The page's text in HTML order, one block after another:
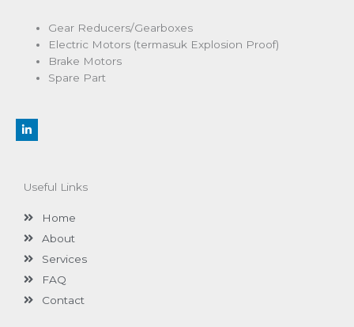
Gear Reducers/Gearboxes
Electric Motors (termasuk Explosion Proof)
Brake Motors
Spare Part
L
i
n
i
-
i
n
Useful Links
Home
About
Services
FAQ
Contact